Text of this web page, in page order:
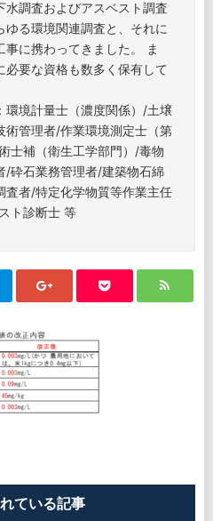
水調査およびアスベスト調査
ゆる環境関連調査と、それに
事に携わってきました。 ま
必要な資格も数多く保有して
環境計量士（濃度関係）/土壌
術管理者/作業環境測定士（第
士補（衛生工学部門）/毒物
/砕石業務管理者/建築物石綿
査者/特定化学物質等作業主任
ト診断士 等
ている記事